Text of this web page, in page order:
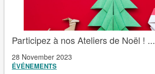
Participez à nos Ateliers de Noël ! ...
28 November 2023
ÉVÉNEMENTS